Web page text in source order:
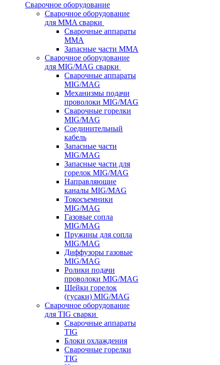
Сварочное оборудование
Сварочное оборудование
для MMA сварки
Сварочные аппараты
MMA
Запасные части MMA
Сварочное оборудование
для MIG/MAG сварки
Сварочные аппараты
MIG/MAG
Механизмы подачи
проволоки MIG/MAG
Сварочные горелки
MIG/MAG
Соединительный
кабель
Запасные части
MIG/MAG
Запасные части для
горелок MIG/MAG
Направляющие
каналы MIG/MAG
Токосъемники
MIG/MAG
Газовые сопла
MIG/MAG
Пружины для сопла
MIG/MAG
Диффузоры газовые
MIG/MAG
Ролики подачи
проволоки MIG/MAG
Шейки горелок
(гусаки) MIG/MAG
Сварочное оборудование
для TIG сварки
Сварочные аппараты
TIG
Блоки охлаждения
Сварочные горелки
TIG